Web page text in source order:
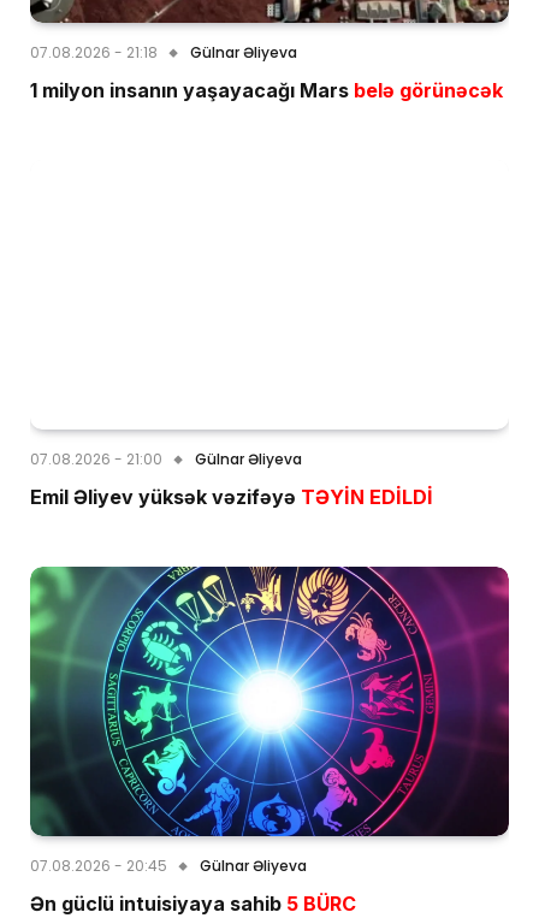
07.08.2026 - 21:18 Gülnar Əliyeva
1 milyon insanın yaşayacağı Mars belə görünəcək
07.08.2026 - 21:00 Gülnar Əliyeva
Emil Əliyev yüksək vəzifəyə TƏYİN EDİLDİ
07.08.2026 - 20:45 Gülnar Əliyeva
Ən güclü intuisiyaya sahib 5 BÜRC